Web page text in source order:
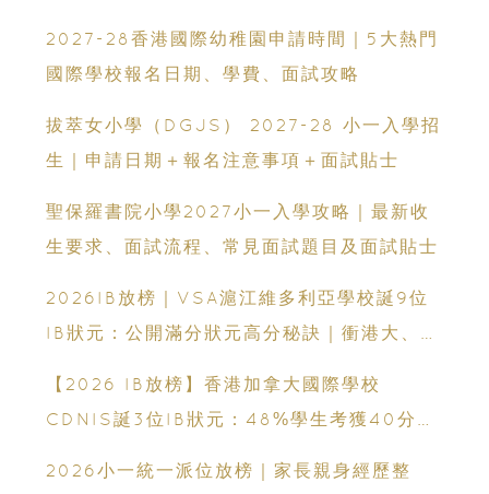
2027-28香港國際幼稚園申請時間｜5大熱門
國際學校報名日期、學費、面試攻略
拔萃女小學（DGJS） 2027-28 小一入學招
生｜申請日期＋報名注意事項＋面試貼士
聖保羅書院小學2027小一入學攻略｜最新收
生要求、面試流程、常見面試題目及面試貼士
2026IB放榜｜VSA滬江維多利亞學校誕9位
IB狀元：公開滿分狀元高分秘訣｜衝港大、帝
【2026 IB放榜】香港加拿大國際學校
CDNIS誕3位IB狀元：48%學生考獲40分以
2026小一統一派位放榜｜家長親身經歷整